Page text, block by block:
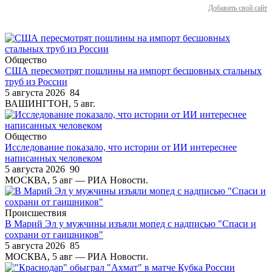
Добавить свой сайт
Общество
США пересмотрят пошлины на импорт бесшовных стальных
труб из России
5 августа 2026 84
ВАШИНГТОН, 5 авг.
Общество
Исследование показало, что истории от ИИ интереснее
написанных человеком
5 августа 2026 90
МОСКВА, 5 авг — РИА Новости.
Происшествия
В Марий Эл у мужчины изъяли мопед с надписью "Спаси и
сохрани от гаишников"
5 августа 2026 85
МОСКВА, 5 авг — РИА Новости.